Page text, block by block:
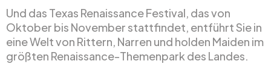
Und das Texas Renaissance Festival, das von
Oktober bis November stattfindet, entführt Sie in
eine Welt von Rittern, Narren und holden Maiden im
größten Renaissance-Themenpark des Landes.